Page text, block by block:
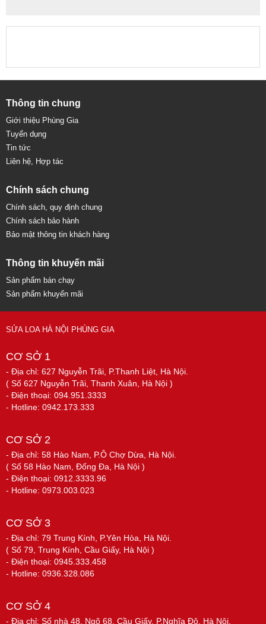
Thông tin chung
Giới thiệu Phùng Gia
Tuyển dụng
Tin tức
Liên hệ, Hợp tác
Chính sách chung
Chính sách, quy định chung
Chính sách bảo hành
Bảo mật thông tin khách hàng
Thông tin khuyến mãi
Sản phẩm bán chạy
Sản phẩm khuyến mãi
SỬA LOA HÀ NỘI PHÙNG GIA
CƠ SỞ 1
- Địa chỉ: 627 Nguyễn Trãi, P.Thanh Liệt, Hà Nội.
( Số 627 Nguyễn Trãi, Thanh Xuân, Hà Nội )
- Điện thoại: 094.951.3333
- Hotline: 0942.173.333
CƠ SỞ 2
- Địa chỉ: 58 Hào Nam, P.Ô Chợ Dừa, Hà Nội.
( Số 58 Hào Nam, Đống Đa, Hà Nội )
- Điện thoại: 0912.3333.96
- Hotline: 0973.003.023
CƠ SỞ 3
- Địa chỉ: 79 Trung Kính, P.Yên Hòa, Hà Nội.
( Số 79, Trung Kính, Cầu Giấy, Hà Nội )
- Điện thoại: 0945.333.458
- Hotline: 0936.328.086
CƠ SỞ 4
- Địa chỉ: Số nhà 48, Ngõ 68, Cầu Giấy, P.Nghĩa Đô, Hà Nội.